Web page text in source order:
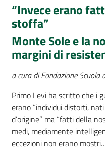
Assemblea
legislativa
“Invece erano
stoffa”
Monte Sole e la
margini di
a cura di Fondazione Scuola
Primo Levi ha scritto che i
erano “individui distorti,
d’origine” ma “fatti della
medi, mediamente
eccezioni non erano